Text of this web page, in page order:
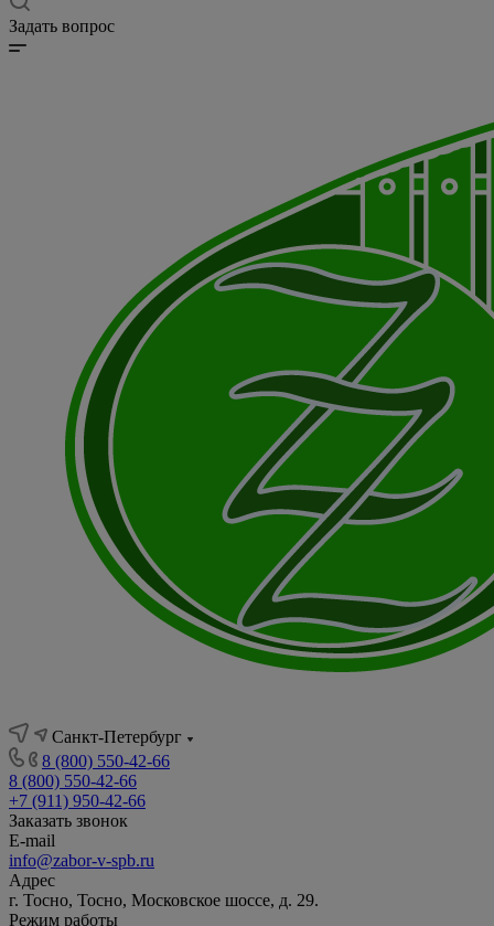
Задать вопрос
Санкт-Петербург
8 (800) 550-42-66
8 (800) 550-42-66
+7 (911) 950-42-66
Заказать звонок
E-mail
info@zabor-v-spb.ru
Адрес
г. Тосно, Тосно, Московское шоссе, д. 29.
Режим работы